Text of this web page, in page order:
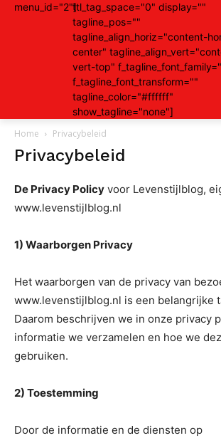
menu_id="2"]ttl_tag_space="0" display=""
tagline_pos=""
tagline_align_horiz="content-
center"
vert-top"
f_tagline_font_transform=""
tagline_color="#ffffff"
show_tagline="none"]
Home Privacybeleid
Privacybeleid
De Privacy Policy voor Levenstijlblog,
www.levenstijlblog.nl
1) Waarborgen Privacy
Het waarborgen van de privacy van
www.levenstijlblog.nl is een belangrijke
Daarom beschrijven we in onze privacy
informatie we verzamelen en hoe we
gebruiken.
2) Toestemming
Door de informatie en de diensten op